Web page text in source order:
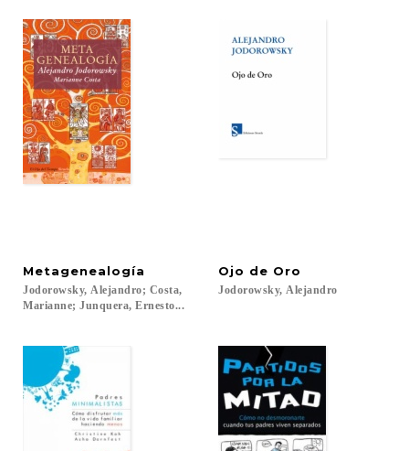
Metagenealogía
Jodorowsky, Alejandro; Costa,
Marianne; Junquera, Ernesto...
Ojo de Oro
Jodorowsky, Alejandro